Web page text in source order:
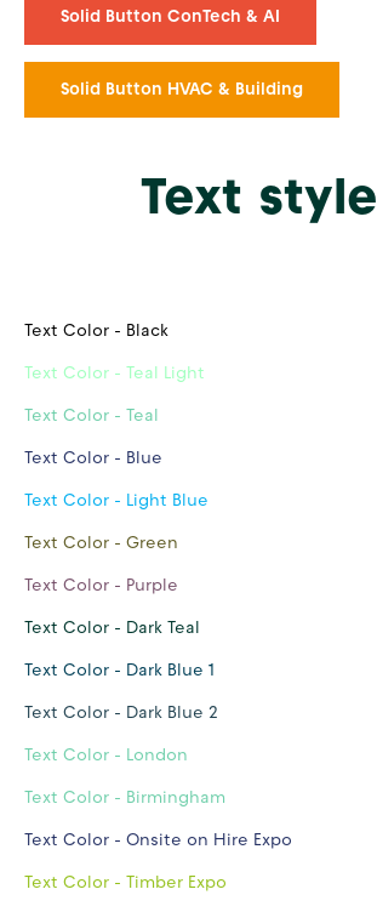
Solid Button ConTech & AI
Solid Button HVAC & Building
Text
Text Color - Black
Text Color - Teal Light
Text Color - Teal
Text Color - Blue
Text Color - Light Blue
Text Color - Green
Text Color - Purple
Text Color - Dark Teal
Text Color - Dark Blue 1
Text Color - Dark Blue 2
Text Color - London
Text Color - Birmingham
Text Color - Onsite on Hire Expo
Text Color - Timber Expo